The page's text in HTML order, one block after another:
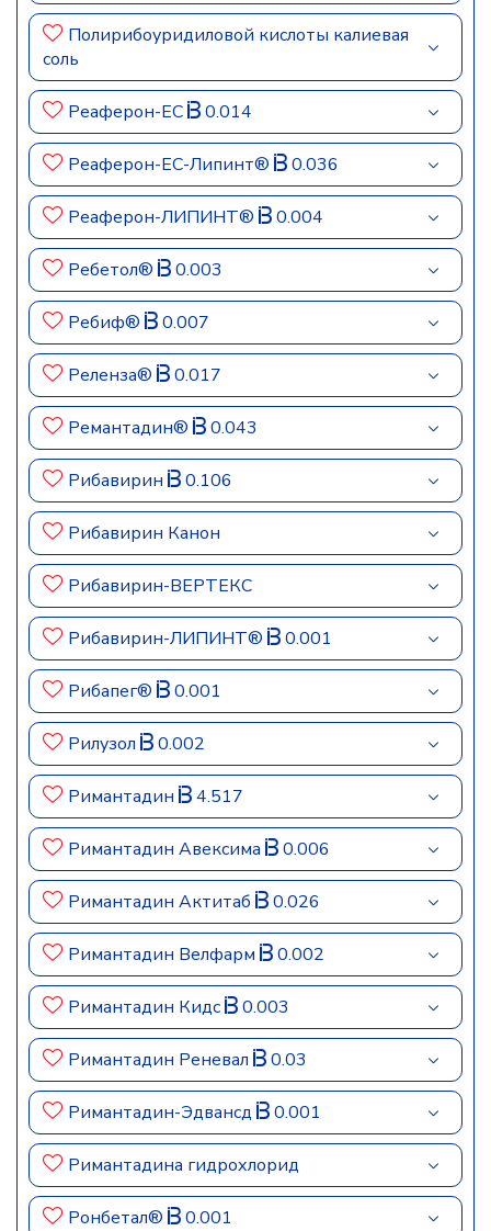
Полирибоуридиловой кислоты калиевая
соль
Реаферон-ЕС 0.014
Реаферон-ЕС-Липинт® 0.036
Реаферон-ЛИПИНТ® 0.004
Ребетол® 0.003
Ребиф® 0.007
Реленза® 0.017
Ремантадин® 0.043
Рибавирин 0.106
Рибавирин Канон
Рибавирин-ВЕРТЕКС
Рибавирин-ЛИПИНТ® 0.001
Рибапег® 0.001
Рилузол 0.002
Римантадин 4.517
Римантадин Авексима 0.006
Римантадин Актитаб 0.026
Римантадин Велфарм 0.002
Римантадин Кидс 0.003
Римантадин Реневал 0.03
Римантадин-Эдвансд 0.001
Римантадина гидрохлорид
Ронбетал® 0.001